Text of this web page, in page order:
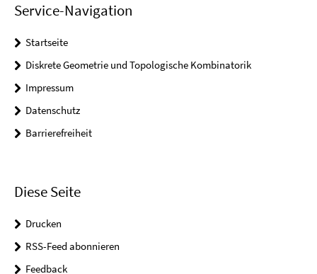
Service-Navigation
Startseite
Diskrete Geometrie und Topologische Kombinatorik
Impressum
Datenschutz
Barrierefreiheit
Diese Seite
Drucken
RSS-Feed abonnieren
Feedback